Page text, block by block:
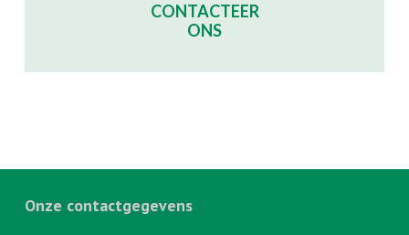
CONTACTEER
ONS
Onze contactgegevens